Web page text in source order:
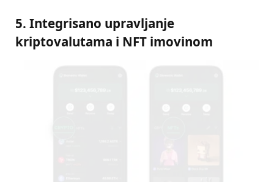
5. Integrisano upravljanje
kriptovalutama i NFT imovinom